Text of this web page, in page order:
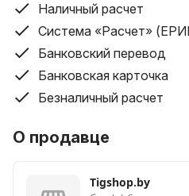
Наличный расчет
Система «Расчет»
Банковский перевод
Банковская карточка
Безналичный расчет
О продавце
Tigshop.by